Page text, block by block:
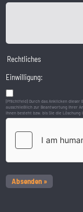
Rechtliches
Einwilligung:
(Pflichtfeld) Durch das Anklicken dieser
ausschließlich zur Beantwortung Ihrer
Ihnen besteht bzw. bis Sie die